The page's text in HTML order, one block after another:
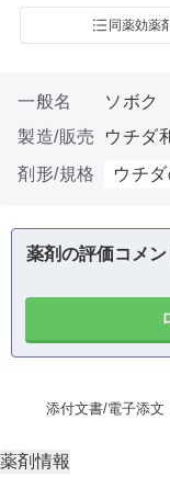
同薬効薬
一般名
ソボク
製造/販売
ウチダ
剤形/規格
ウチ
薬剤の評価コメ
添付文書/電子添文
薬剤情報